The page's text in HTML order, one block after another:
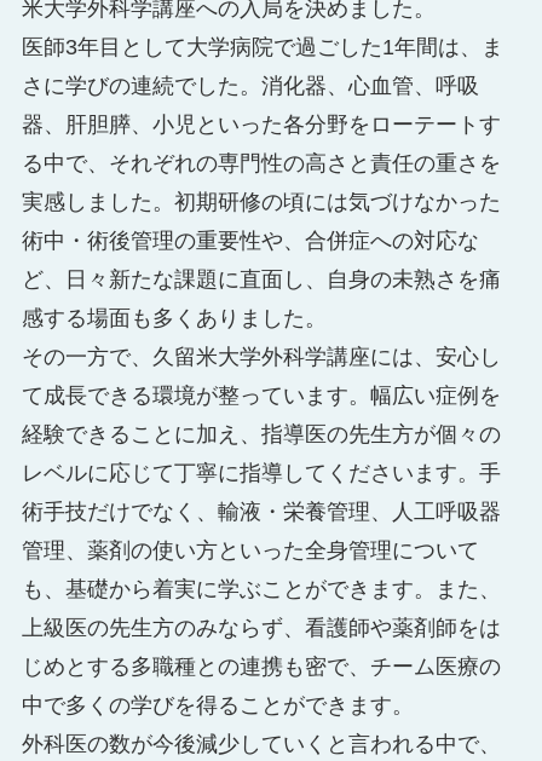
米大学外科学講座への入局を決めました。
医師3年目として大学病院で過ごした1年間は、ま
さに学びの連続でした。消化器、心血管、呼吸
器、肝胆膵、小児といった各分野をローテートす
る中で、それぞれの専門性の高さと責任の重さを
実感しました。初期研修の頃には気づけなかった
術中・術後管理の重要性や、合併症への対応な
ど、日々新たな課題に直面し、自身の未熟さを痛
感する場面も多くありました。
その一方で、久留米大学外科学講座には、安心し
て成長できる環境が整っています。幅広い症例を
経験できることに加え、指導医の先生方が個々の
レベルに応じて丁寧に指導してくださいます。手
術手技だけでなく、輸液・栄養管理、人工呼吸器
管理、薬剤の使い方といった全身管理について
も、基礎から着実に学ぶことができます。また、
上級医の先生方のみならず、看護師や薬剤師をは
じめとする多職種との連携も密で、チーム医療の
中で多くの学びを得ることができます。
外科医の数が今後減少していくと言われる中で、